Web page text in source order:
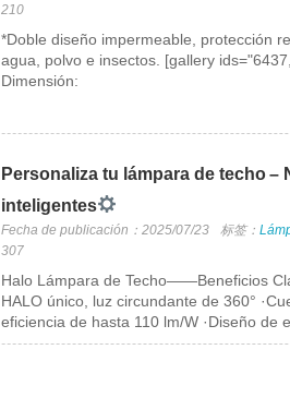
210
*Doble diseño impermeable, protección
agua, polvo e insectos. [gallery
Dimensión:
Personaliza tu lámpara de techo
inteligentes
Fecha de publicación：2025/07/23 标签：
307
Halo Lámpara de Techo——Beneficios
HALO único, luz circundante de 360°
eficiencia de hasta 110 lm/W ·Diseño de